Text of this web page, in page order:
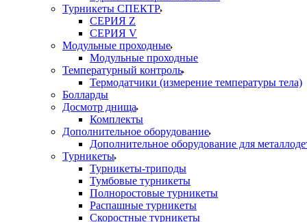
Турникеты СПЕКТР
СЕРИЯ Z
СЕРИЯ V
Модульные проходные
Модульные проходные
Температурный контроль
Термодатчики (измерение температуры тела)
Болларды
Досмотр днища
Комплекты
Дополнительное оборудование
Дополнительное оборудование для
Турникеты
Турникеты-триподы
Тумбовые турникеты
Полноростовые турникеты
Распашные турникеты
Скоростные турникеты